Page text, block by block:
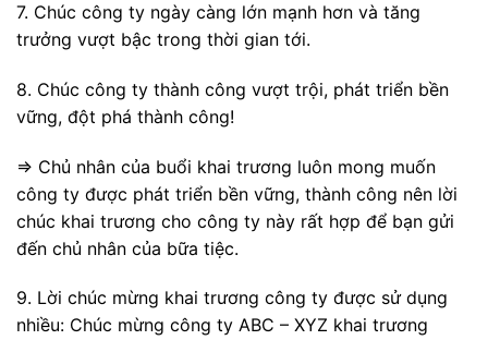
7. Chúc công ty ngày càng lớn mạnh hơn và tăng
trưởng vượt bậc trong thời gian tới.
8. Chúc công ty thành công vượt trội, phát triển bền
vững, đột phá thành công!
=> Chủ nhân của buổi khai trương luôn mong muốn
công ty được phát triển bền vững, thành công nên lời
chúc khai trương cho công ty này rất hợp để bạn gửi
đến chủ nhân của bữa tiệc.
9. Lời chúc mừng khai trương công ty được sử dụng
nhiều: Chúc mừng công ty ABC – XYZ khai trương